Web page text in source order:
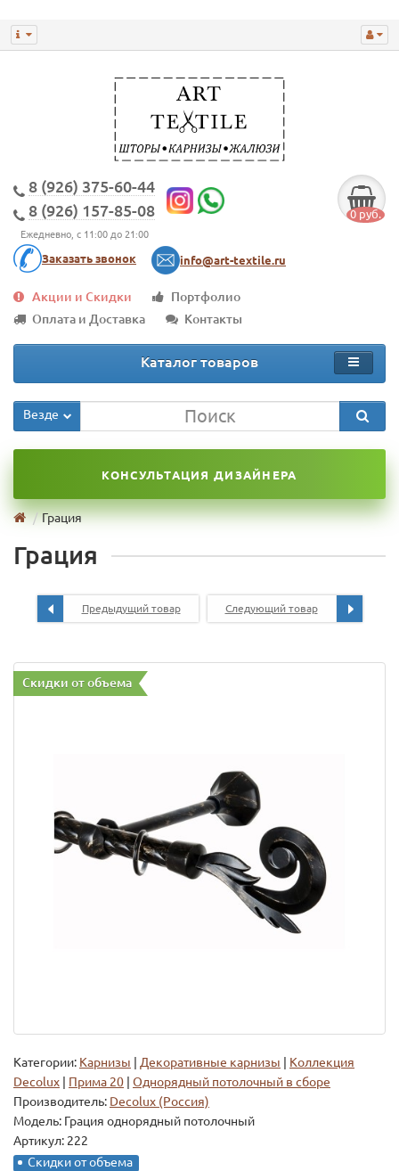
8 (926) 375-60-44
8 (926) 157-85-08
Ежедневно, с 11:00 до 21:00
Заказать звонок info@art-textile.ru
0 руб.
Акции и Скидки
Портфолио
Оплата и Доставка
Контакты
Каталог товаров
Везде
КОНСУЛЬТАЦИЯ ДИЗАЙНЕРА
Грация
Грация
Предыдущий товар Следующий товар
Скидки от объема
Категории: Карнизы Декоративные карнизы
Коллекция
Decolux
Прима 20
Однорядный потолочный в сборе
Производитель: Decolux (Россия)
Модель: Грация однорядный потолочный
Артикул: 222
Скидки от объема